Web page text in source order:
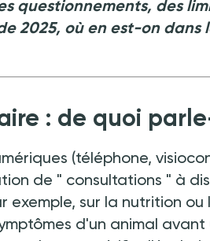
questionnements, des
2025, où en est-on dans
: de quoi
(téléphone,
de " consultations " à
exemple, sur la nutrition ou
d'un animal